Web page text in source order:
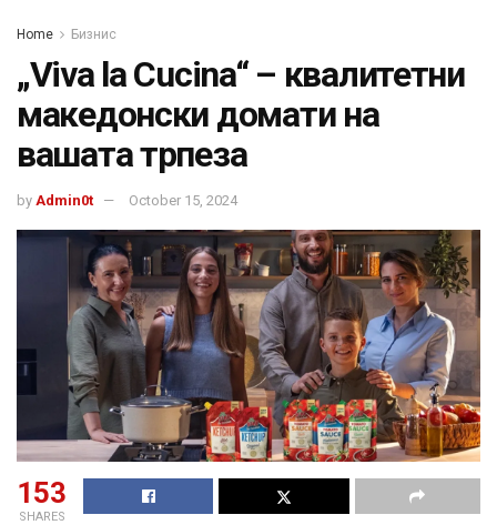
Home Бизнис
„Viva la Cucina“ – квалитетни
македонски домати на
вашата трпеза
by Admin0t October 15, 2024
153
SHARES